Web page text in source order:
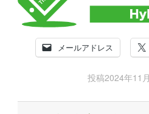
メールアドレス
投稿2024年11